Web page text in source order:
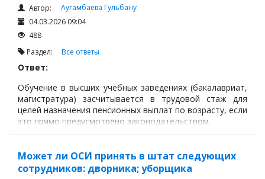
Автор:
Аугамбаева Гульбану
04.03.2026 09:04
488
Раздел: Все ответы
Ответ:
Обучение в высших учебных заведениях (бакалавриат,
магистратура) засчитывается в трудовой стаж для
целей назначения пенсионных выплат по возрасту, если
это прямо предусмотрено законодательством.
Может ли ОСИ принять в штат следующих
сотрудников: дворника; уборщика